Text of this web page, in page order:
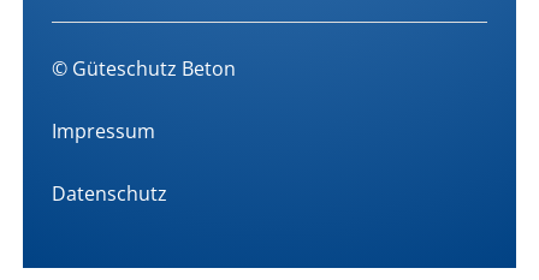
© Güteschutz Beton
Impressum
Datenschutz